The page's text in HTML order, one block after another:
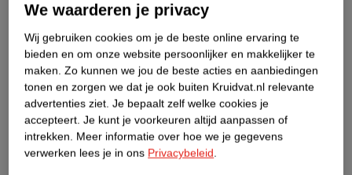
Etiketinformatie
Nature Impact Score
Dit product heeft (nog) geen Nature
Impact Score.
Meer informatie
We waarderen je privacy
Wij gebruiken cookies om je de beste online ervaring te
bieden en om onze website persoonlijker en makkelijker te
maken. Zo kunnen we jou de beste acties en aanbiedingen
tonen en zorgen we dat je ook buiten Kruidvat.nl relevante
advertenties ziet. Je bepaalt zelf welke cookies je
accepteert. Je kunt je voorkeuren altijd aanpassen of
intrekken. Meer informatie over hoe we je gegevens
verwerken lees je in ons Privacybeleid.